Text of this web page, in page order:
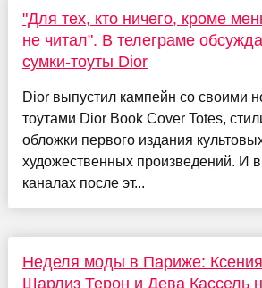
"Для тех, кто ничего, кроме
не читал". В телеграме
сумки-тоуты Dior
Dior выпустил кампейн со своими
тоутами Dior Book Cover Totes,
обложки первого издания
художественных произведений. И
каналах после эт...
Неделя моды в Париже:
Шарлиз Терон и Дева Кассель